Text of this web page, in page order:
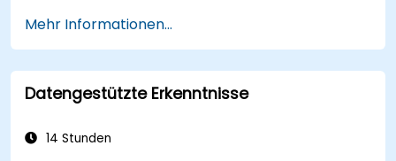
Risiken sowie Ursachen für Widerstand
gegen Veränderungen zu erkennen.
Alle Beteiligten aktiv in jeder Phase des
Übergangsprozesses zu unterstützen.
verschiedene Zielgruppen anzuwenden.
Mehr Informationen...
Datengestützte Erkenntnisse
14 Stunden